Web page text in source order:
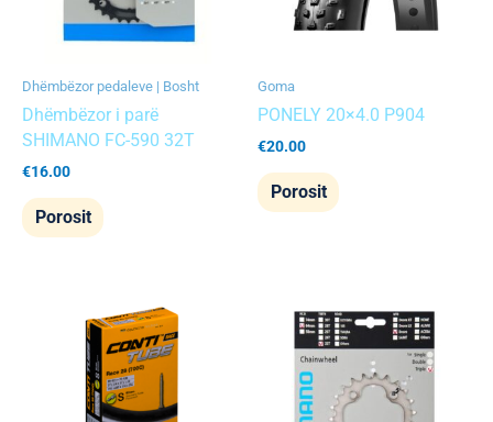
Dhëmbëzor pedaleve | Bosht
Dhëmbëzor i parë
SHIMANO FC-590 32T
€16.00
Porosit
Goma
PONELY 20×4.0 P904
€20.00
Porosit